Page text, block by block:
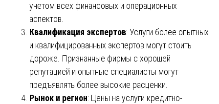
учетом всех финансовых и операционных
аспектов.
Квалификация экспертов: Услуги более опытных
и квалифицированных экспертов могут стоить
дороже. Признанные фирмы с хорошей
репутацией и опытные специалисты могут
предъявлять более высокие расценки.
Рынок и регион: Цены на услуги кредитно-